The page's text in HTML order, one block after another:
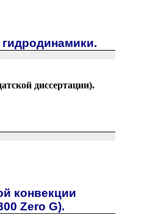
диссертации).
конвекции
Zero G).